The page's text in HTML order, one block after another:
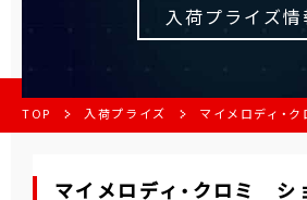
入荷プライズ情
TOP 入荷プライズ マイメロディ・
マイメロディ・クロミ シ